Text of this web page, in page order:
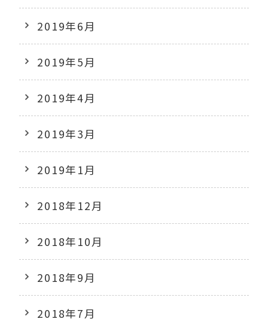
2019年6月
2019年5月
2019年4月
2019年3月
2019年1月
2018年12月
2018年10月
2018年9月
2018年7月